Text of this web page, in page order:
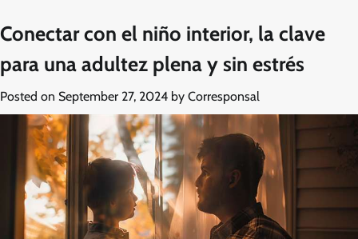
Conectar con el niño interior, la clave
para una adultez plena y sin estrés
Posted on September 27, 2024 by Corresponsal